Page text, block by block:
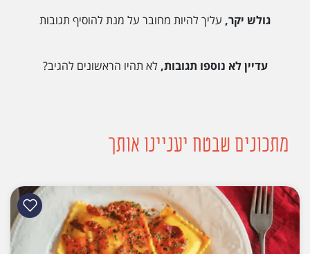
גולש יקר, עליך להיות מחובר על מנת להוסיף תגובות
עדיין לא נוספו תגובות,לא תהיו הראשונים להגיב?
מתכונים שבטח יעניינו אותך